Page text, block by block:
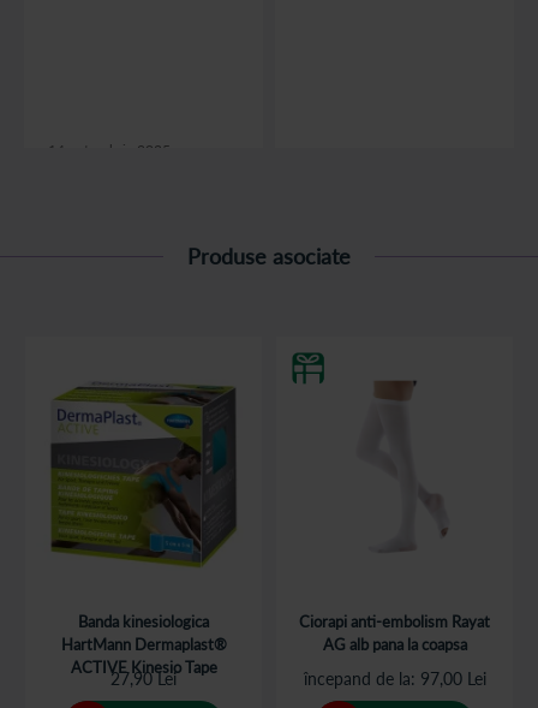
una de sanatate. De
14 octombrie 2025
Produse asociate
Banda kinesiologica
HartMann Dermaplast®
ACTIVE Kinesio Tape
27,90 Lei
Ciorapi anti-embolism Rayat
AG alb pana la coapsa
începand de la 97,00 Lei